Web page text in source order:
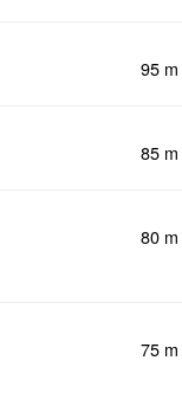
95 m
85 m
80 m
75 m